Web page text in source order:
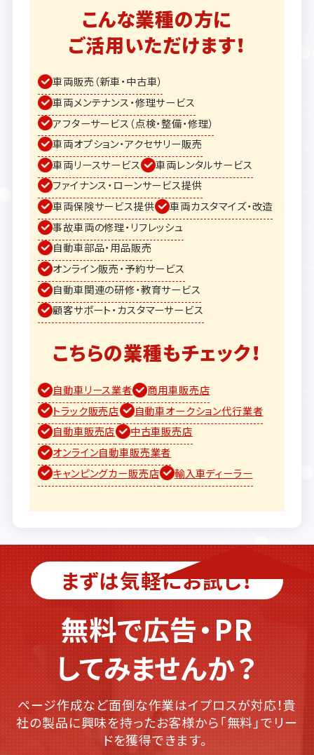
こんな業種の方に
ご活用いただけます！
車両販売（新車・中古車）
車両メンテナンス・修理サービス
アフターサービス（点検・整備・修理）
車両オプション・アクセサリー販売
車両リースサービス
車両レンタルサービス
ファイナンス・ローンサービス提供
車両保険サービス提供
車両カスタマイズ・改造
事故車両の修理・リフレッシュ
自動車部品・用品販売
オンライン販売・予約サービス
自動車関連の研修・教育サービス
顧客サポート・カスタマーサービス
こちらの業種もチェック！
自動車リース業者
商用車販売店
トラック販売店
自動車オークション代行業者
自動車販売店
中古車販売店
オンライン自動車販売業者
キャンピングカー販売店
輸入車ディーラー
まずは気軽にお試し！
無料で広告・PR
してみませんか？
ページ作成など面倒な作業はイプロスが対応！貴
社の製品に興味を持ったお客様から「無料」でリー
ドを獲得できます。